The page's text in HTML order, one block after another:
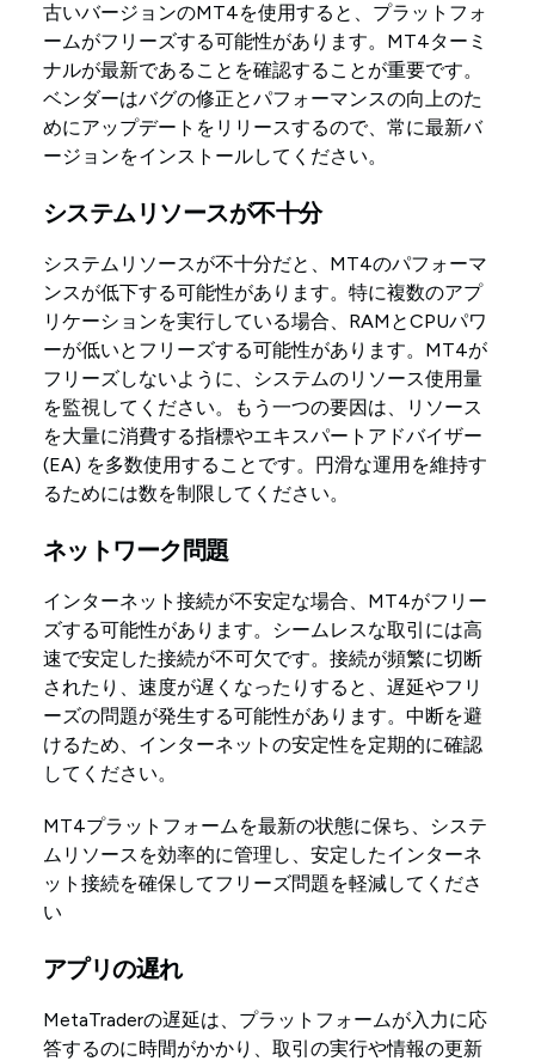
古いバージョンのMT4を使用すると、プラットフォ
ームがフリーズする可能性があります。MT4ターミ
ナルが最新であることを確認することが重要です。
ベンダーはバグの修正とパフォーマンスの向上のた
めにアップデートをリリースするので、常に最新バ
ージョンをインストールしてください。
システムリソースが不十分
システムリソースが不十分だと、MT4のパフォーマ
ンスが低下する可能性があります。特に複数のアプ
リケーションを実行している場合、RAMとCPUパワ
ーが低いとフリーズする可能性があります。MT4が
フリーズしないように、システムのリソース使用量
を監視してください。もう一つの要因は、リソース
を大量に消費する指標やエキスパートアドバイザー
(EA) を多数使用することです。円滑な運用を維持す
るためには数を制限してください。
ネットワーク問題
インターネット接続が不安定な場合、MT4がフリー
ズする可能性があります。シームレスな取引には高
速で安定した接続が不可欠です。接続が頻繁に切断
されたり、速度が遅くなったりすると、遅延やフリ
ーズの問題が発生する可能性があります。中断を避
けるため、インターネットの安定性を定期的に確認
してください。
MT4プラットフォームを最新の状態に保ち、システ
ムリソースを効率的に管理し、安定したインターネ
ット接続を確保してフリーズ問題を軽減してくださ
い
アプリの遅れ
MetaTraderの遅延は、プラットフォームが入力に応
答するのに時間がかかり、取引の実行や情報の更新